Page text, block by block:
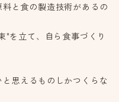
と食の製造技術があるの
"を立て、自ら食事づくり
思えるものしかつくらな